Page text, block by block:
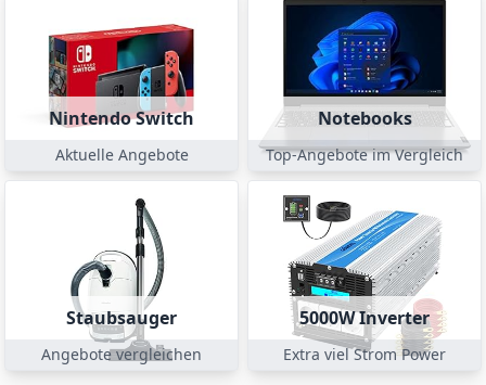
Nintendo Switch
Aktuelle Angebote
Notebooks
Top-Angebote im Vergleich
Staubsauger
Angebote vergleichen
5000W Inverter
Extra viel Strom Power